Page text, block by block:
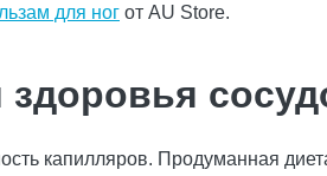
для ног от AU Store.
капилляров. Продуманная